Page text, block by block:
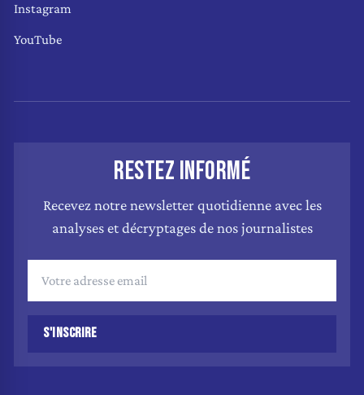
Instagram
YouTube
RESTEZ INFORMÉ
Recevez notre newsletter quotidienne avec les
analyses et décryptages de nos journalistes
S'INSCRIRE